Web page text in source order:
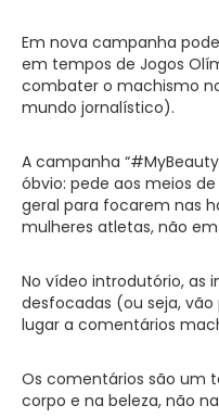
Em nova campanha
em tempos de Jogos
combater o machismo
mundo jornalístico).
A campanha
óbvio: pede aos meios
geral para focarem nas
mulheres atletas, não
No vídeo introdutório, as
desfocadas (ou seja,
lugar a comentários
Os comentários são um
corpo e na beleza, não